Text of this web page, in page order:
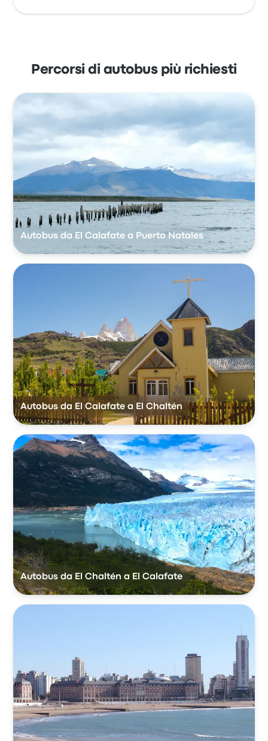
Percorsi di autobus più richiesti
Autobus da El Calafate a Puerto Natales
Autobus da El Calafate a El Chaltén
Autobus da El Chaltén a El Calafate